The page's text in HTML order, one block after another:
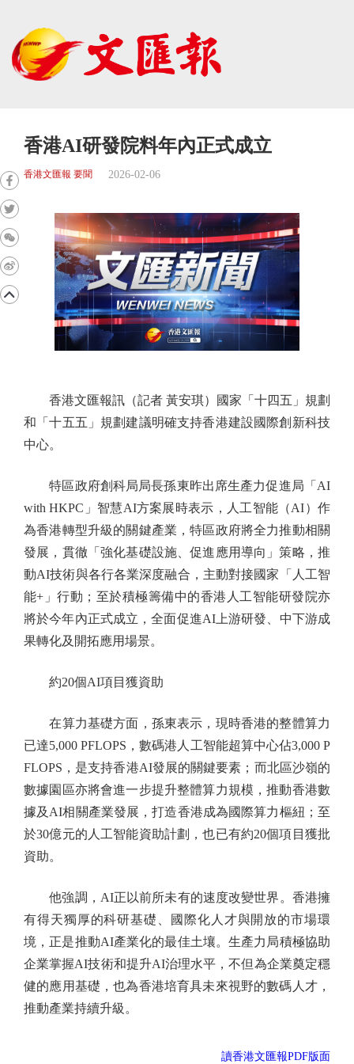
香港AI研發院料年內正式成立
香港文匯報 要聞 2026-02-06
香港文匯報訊（記者 黃安琪）國家「十四五」規劃
和「十五五」規劃建議明確支持香港建設國際創新科技
中心。
特區政府創科局局長孫東昨出席生產力促進局「AI
with HKPC」智慧AI方案展時表示，人工智能（AI）作
為香港轉型升級的關鍵產業，特區政府將全力推動相關
發展，貫徹「強化基礎設施、促進應用導向」策略，推
動AI技術與各行各業深度融合，主動對接國家「人工智
能+」行動；至於積極籌備中的香港人工智能研發院亦
將於今年內正式成立，全面促進AI上游研發、中下游成
果轉化及開拓應用場景。
約20個AI項目獲資助
在算力基礎方面，孫東表示，現時香港的整體算力
已達5,000 PFLOPS，數碼港人工智能超算中心佔3,000 P
FLOPS，是支持香港AI發展的關鍵要素；而北區沙嶺的
數據園區亦將會進一步提升整體算力規模，推動香港數
據及AI相關產業發展，打造香港成為國際算力樞紐；至
於30億元的人工智能資助計劃，也已有約20個項目獲批
資助。
他強調，AI正以前所未有的速度改變世界。香港擁
有得天獨厚的科研基礎、國際化人才與開放的市場環
境，正是推動AI產業化的最佳土壤。生產力局積極協助
企業掌握AI技術和提升AI治理水平，不但為企業奠定穩
健的應用基礎，也為香港培育具未來視野的數碼人才，
推動產業持續升級。
讀香港文匯報PDF版面